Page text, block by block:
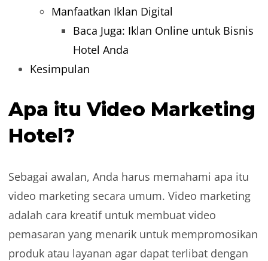
Manfaatkan Iklan Digital
Baca Juga: Iklan Online untuk Bisnis
Hotel Anda
Kesimpulan
Apa itu Video Marketing
Hotel?
Sebagai awalan, Anda harus memahami apa itu
video marketing secara umum. Video marketing
adalah cara kreatif untuk membuat video
pemasaran yang menarik untuk mempromosikan
produk atau layanan agar dapat terlibat dengan